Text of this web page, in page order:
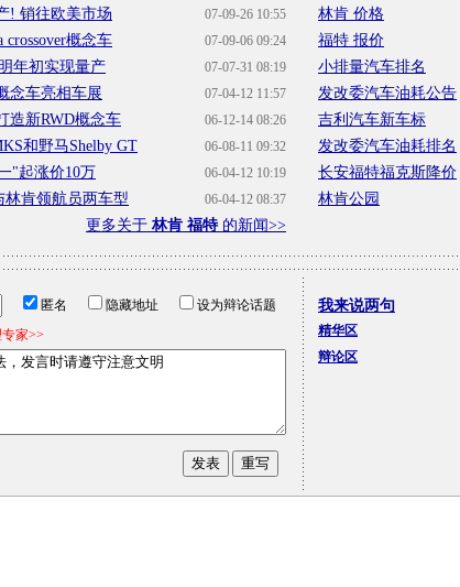
07-09-26 10:55
! 销往欧美市场
07-09-06 09:24
概念车
07-07-31 08:19
年初实现量产
07-04-12 11:57
念车亮相车展
06-12-14 08:26
造新RWD概念车
06-08-11 09:32
和野马Shelby GT
06-04-12 10:19
"起涨价10万
06-04-12 08:37
肯领航员两车型
更多关于 林肯 福特 的新闻>>
林肯 价格
福特 报价
小排量汽车排名
发改委汽车油耗公告
吉利汽车新车标
发改委汽车油耗排名
长安福特福克斯降价
林肯公园
匿名 隐藏地址
设为辩论话题
家>>
我来说两句
精华区
辩论区